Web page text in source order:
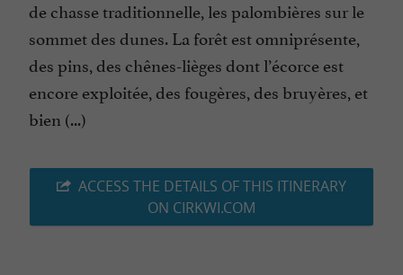
de chasse traditionnelle, les palombières sur le
sommet des dunes. La forêt est omniprésente,
des pins, des chênes-lièges dont l’écorce est
encore exploitée, des fougères, des bruyères, et
bien (...)
ACCESS THE DETAILS OF THIS ITINERARY
ON CIRKWI.COM